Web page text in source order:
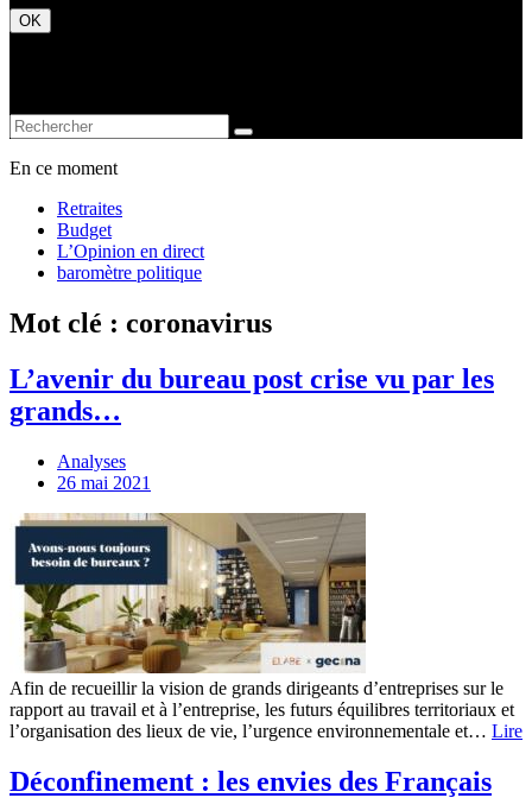
En ce moment
Retraites
Budget
L’Opinion en direct
baromètre politique
Mot clé : coronavirus
L’avenir du bureau post crise vu par les
grands…
Analyses
26 mai 2021
Afin de recueillir la vision de grands dirigeants d’entreprises sur le
rapport au travail et à l’entreprise, les futurs équilibres territoriaux et
l’organisation des lieux de vie, l’urgence environnementale et… Lire
Déconfinement : les envies des Français